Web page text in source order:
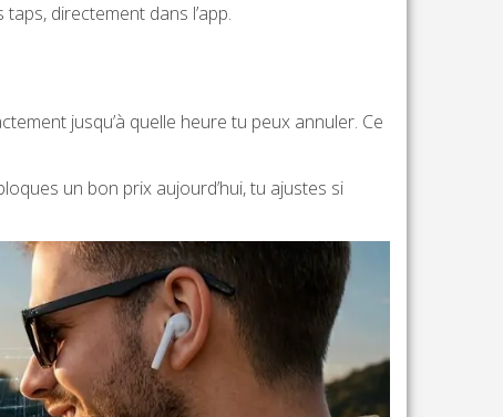
directement dans l’app.
jusqu’à quelle heure tu peux annuler. Ce
un bon prix aujourd’hui, tu ajustes si